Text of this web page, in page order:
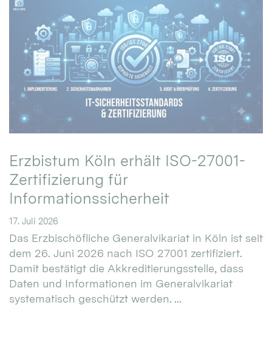
Erzbistum Köln erhält ISO-27001-
Zertifizierung für
Informationssicherheit
17. Juli 2026
Das Erzbischöfliche Generalvikariat in Köln ist seit
dem 26. Juni 2026 nach ISO 27001 zertifiziert.
Damit bestätigt die Akkreditierungsstelle, dass
Daten und Informationen im Generalvikariat
systematisch geschützt werden. ...